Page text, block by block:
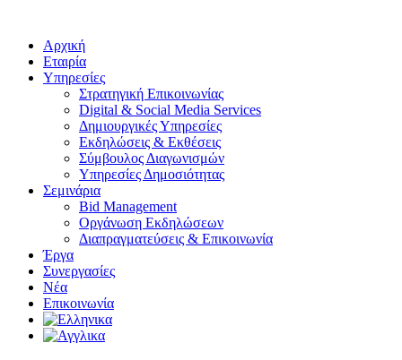
Αρχική
Εταιρία
Υπηρεσίες
Στρατηγική Επικοινωνίας
Digital & Social Media Services
Δημιουργικές Υπηρεσίες
Εκδηλώσεις & Εκθέσεις
Σύμβουλος Διαγωνισμών
Υπηρεσίες Δημοσιότητας
Σεμινάρια
Bid Management
Οργάνωση Εκδηλώσεων
Διαπραγματεύσεις & Επικοινωνία
Έργα
Συνεργασίες
Νέα
Επικοινωνία